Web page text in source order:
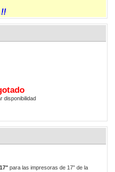
!!
disponibilidad
para las impresoras de 17” de la